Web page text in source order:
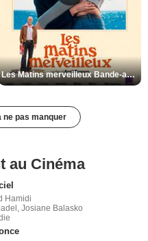
Les Matins merveilleux Bande-annonce VF
ne pas manquer
au Cinéma
Hamidi
Josiane Balasko